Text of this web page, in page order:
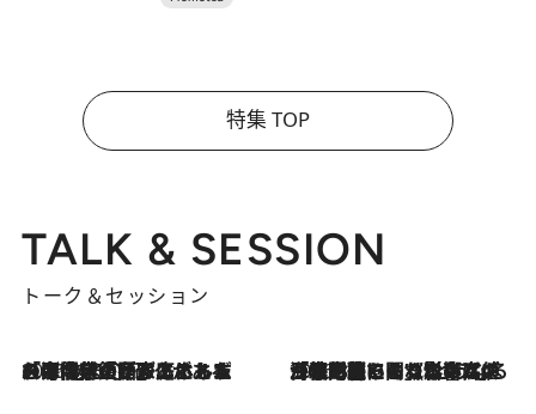
特集 TOP
TALK & SESSION
トーク＆セッション
2026.8.3
「今後値上げがあるとすれば…」「リスクがあるのは今年の冬」エネルギー専門家が語る、ホルムズ海峡封鎖が家庭にもたらす“ある心配” 2026.8.3
「住宅建てられない…」「サーチャージ料の高値が続いている」ホルムズ海峡封鎖による影響はいつまで続く？《エネルギー専門家に聞く“どうなる日本の暮らし”》